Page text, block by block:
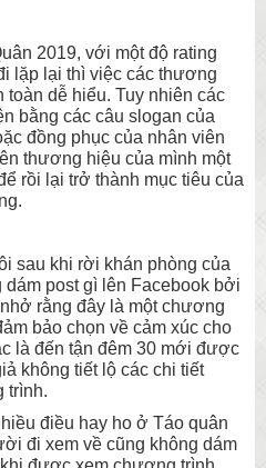
2019, với một độ rating
lặp lại thì việc các thương
toàn dễ hiểu. Tuy nhiên các
bằng các câu slogan của
đồng phục của nhân viên
thương hiệu của mình một
rồi lại trở thành mục tiêu của
sau khi rời khán phòng của
post gì lên Facebook bởi
rằng đây là một chương
bảo chọn về cảm xúc cho
là đến tận đêm 30 mới được
không tiết lộ các chi tiết
trình.
điều hay ho ở Táo quân
đi xem về cũng không dám